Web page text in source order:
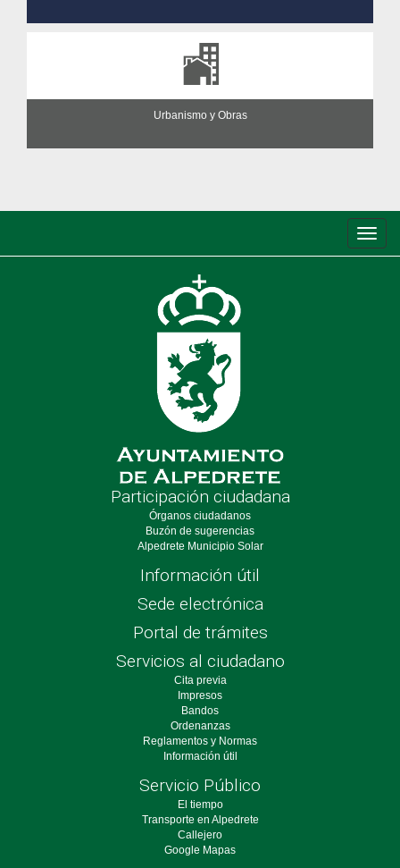
Urbanismo y Obras
de
Participación ciudadana
Órganos ciudadanos
Buzón de sugerencias
Alpedrete Municipio Solar
Información útil
Sede electrónica
Portal de trámites
Servicios al ciudadano
Cita previa
Impresos
Bandos
Ordenanzas
Reglamentos y Normas
Información útil
Servicio Público
El tiempo
Transporte en Alpedrete
Callejero
Google Mapas